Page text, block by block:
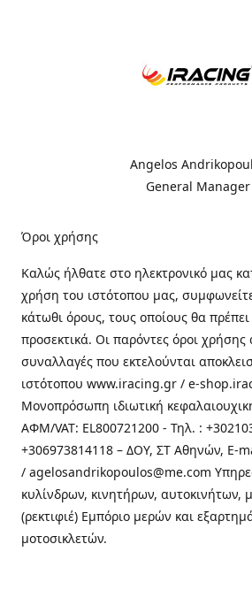
Angelos
General Manager
Όροι χρήσης
Καλώς ήλθατε στo ηλεκτρονικό μας
χρήση του ιστότοπου μας,
κάτωθι όρους, τους οποίους θα
προσεκτικά. Οι παρόντες όροι
συναλλαγές που εκτελούνται
ιστότοπου www.iracing.gr / e-
Μονοπρόσωπη ιδιωτική
ΑΦΜ/VAT: EL800721200 - Τηλ. :
+306973814118 – ΔΟΥ, ΣΤ Αθηνών, E-
/ agelosandrikopoulos@me.com
κυλίνδρων, κινητήρων, αυτοκινήτων,
(ρεκτιφιέ) Εμπόριο μερών και
μοτοσικλετών.